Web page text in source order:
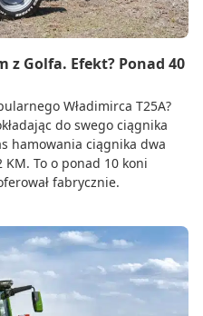
z Golfa. Efekt? Ponad 40
Władimirca T25A?
do swego ciągnika
hamowania ciągnika dwa
KM. To o ponad 10 koni
fabrycznie.